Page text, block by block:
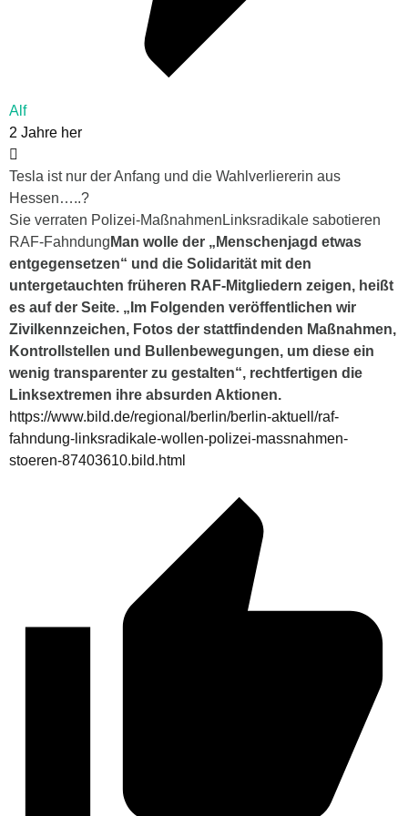
Alf
2 Jahre her
Tesla ist nur der Anfang und die Wahlverliererin aus
Hessen…..?
Sie verraten Polizei-MaßnahmenLinksradikale sabotieren
RAF-Fahndung Man wolle der „Menschenjagd etwas
entgegensetzen“ und die Solidarität mit den
untergetauchten früheren RAF-Mitgliedern zeigen, heißt
es auf der Seite. „Im Folgenden veröffentlichen wir
Zivilkennzeichen, Fotos der stattfindenden Maßnahmen,
Kontrollstellen und Bullenbewegungen, um diese ein
wenig transparenter zu gestalten“, rechtfertigen die
Linksextremen ihre absurden Aktionen.
https://www.bild.de/regional/berlin/berlin-aktuell/raf-
fahndung-linksradikale-wollen-polizei-massnahmen-
stoeren-87403610.bild.html